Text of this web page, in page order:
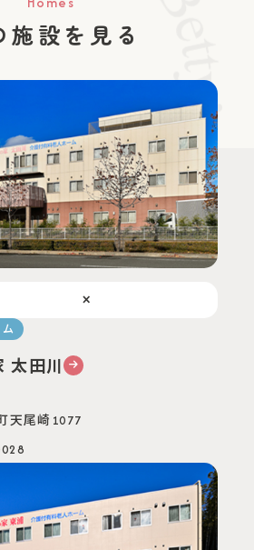
施設を見る
太田川
天尾崎1077
×